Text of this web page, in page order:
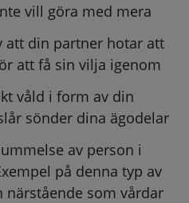
vill göra med mera
att din partner hotar att
att få sin vilja igenom
våld i form av din
sönder dina ägodelar
av person i
på denna typ av
närstående som vårdar